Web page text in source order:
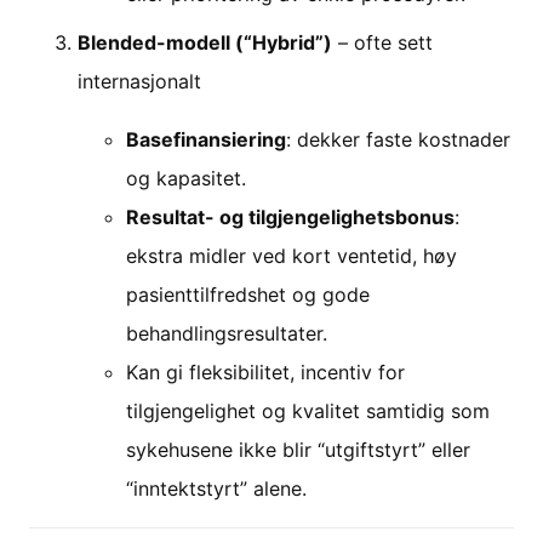
Blended-modell (“Hybrid”) – ofte sett
internasjonalt
Basefinansiering: dekker faste kostnader
og kapasitet.
Resultat- og tilgjengelighetsbonus:
ekstra midler ved kort ventetid, høy
pasienttilfredshet og gode
behandlingsresultater.
Kan gi fleksibilitet, incentiv for
tilgjengelighet og kvalitet samtidig som
sykehusene ikke blir “utgiftstyrt” eller
“inntektstyrt” alene.